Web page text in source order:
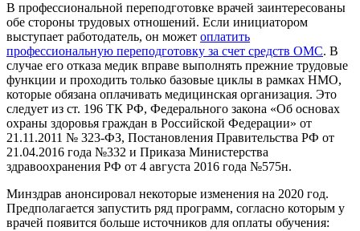
В профессиональной переподготовке врачей заинтересованы
обе стороны трудовых отношений. Если инициатором
выступает работодатель, он может оплатить
профессиональную переподготовку за счет средств ОМС. В
случае его отказа медик вправе выполнять прежние трудовые
функции и проходить только базовые циклы в рамках НМО,
которые обязана оплачивать медицинская организация. Это
следует из ст. 196 ТК РФ, Федерального закона «Об основах
охраны здоровья граждан в Российской Федерации» от
21.11.2011 № 323-ФЗ, Постановления Правительства РФ от
21.04.2016 года №332 и Приказа Министерства
здравоохранения РФ от 4 августа 2016 года №575н.
Минздрав анонсировал некоторые изменения на 2020 год.
Предполагается запустить ряд программ, согласно которым у
врачей появится больше источников для оплаты обучения: